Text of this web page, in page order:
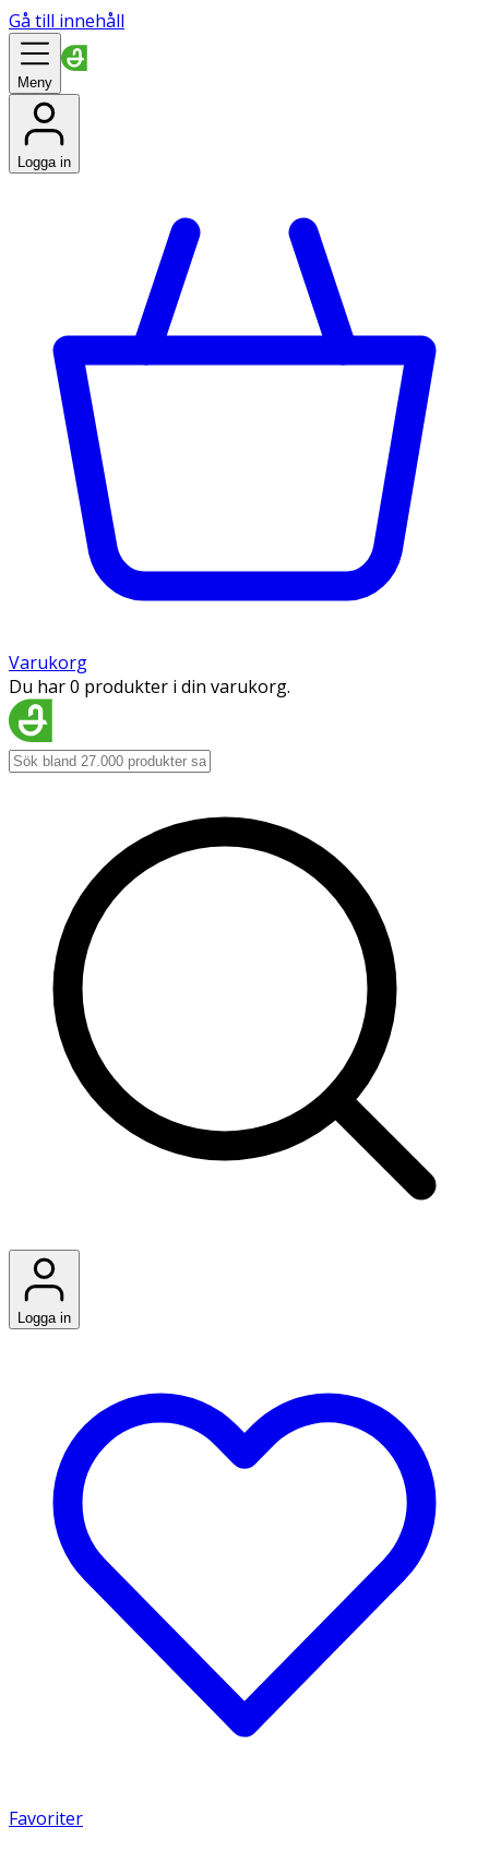
Gå till innehåll
Meny
Logga in
Varukorg
Du har 0 produkter i din varukorg.
Logga in
Favoriter